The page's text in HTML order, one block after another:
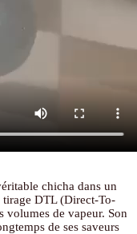
chicha dans un
DTL (Direct-To-
volumes de vapeur. Son
de ses saveurs